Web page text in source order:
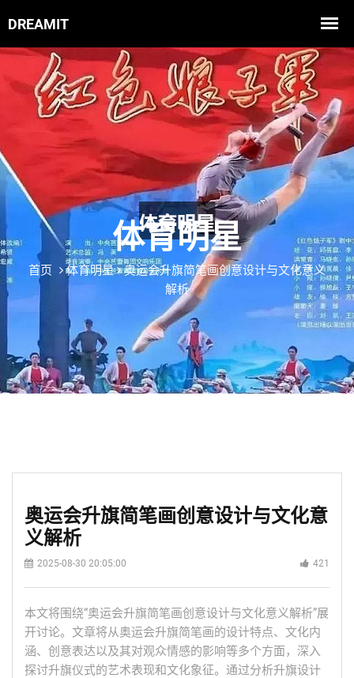
体育明星
首页 体育明星
奥运会升旗简笔画创意设计与文化意义
解析
奥运会升旗简笔画创意设计与文化意
义解析
2025-08-30 20:05:00 421
本文将围绕“奥运会升旗简笔画创意设计与文化意义解析”展
开讨论。文章将从奥运会升旗简笔画的设计特点、文化内
涵、创意表达以及其对观众情感的影响等多个方面，深入
探讨升旗仪式的艺术表现和文化象征。通过分析升旗设计